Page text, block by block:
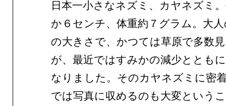
日本一小さなネズミ、カヤネズミ
か６センチ、体重約７グラム。大
の大きさで、かつては草原で多数
が、最近ではすみかの減少ととも
なりました。そのカヤネズミに密
では写真に収めるのも大変という